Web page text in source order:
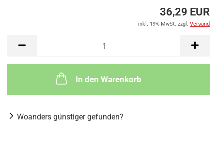
36,29 EUR
inkl. 19% MwSt. zzgl. Versand
In den Warenkorb
Woanders günstiger gefunden?